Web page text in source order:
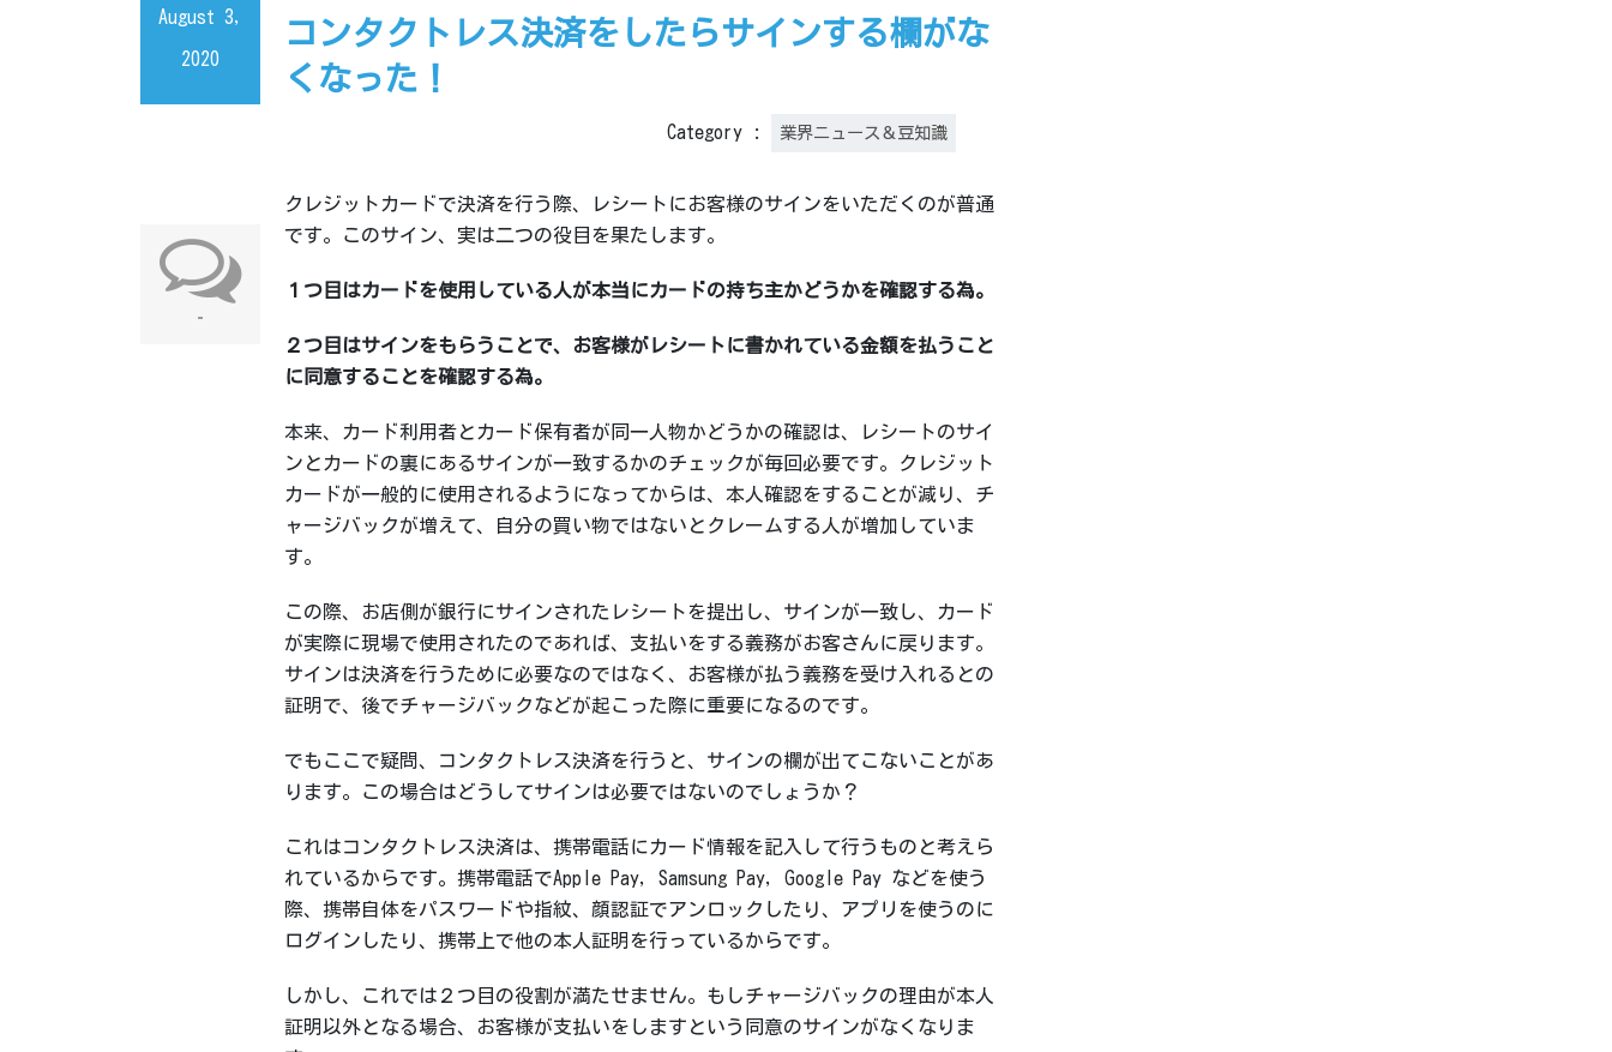
August 3,
2020
-
コンタクトレス決済をしたらサインする欄がな
くなった！
Category : 業界ニュース＆豆知識
クレジットカードで決済を行う際、レシートにお客様のサインをいただくのが普通
です。このサイン、実は二つの役目を果たします。
１つ目はカードを使用している人が本当にカードの持ち主かどうかを確認する為。
２つ目はサインをもらうことで、お客様がレシートに書かれている金額を払うこと
に同意することを確認する為。
本来、カード利用者とカード保有者が同一人物かどうかの確認は、レシートのサイ
ンとカードの裏にあるサインが一致するかのチェックが毎回必要です。クレジット
カードが一般的に使用されるようになってからは、本人確認をすることが減り、チ
ャージバックが増えて、自分の買い物ではないとクレームする人が増加していま
す。
この際、お店側が銀行にサインされたレシートを提出し、サインが一致し、カード
が実際に現場で使用されたのであれば、支払いをする義務がお客さんに戻ります。
サインは決済を行うために必要なのではなく、お客様が払う義務を受け入れるとの
証明で、後でチャージバックなどが起こった際に重要になるのです。
でもここで疑問、コンタクトレス決済を行うと、サインの欄が出てこないことがあ
ります。この場合はどうしてサインは必要ではないのでしょうか？
これはコンタクトレス決済は、携帯電話にカード情報を記入して行うものと考えら
れているからです。携帯電話でApple Pay, Samsung Pay, Google Pay などを使う
際、携帯自体をパスワードや指紋、顔認証でアンロックしたり、アプリを使うのに
ログインしたり、携帯上で他の本人証明を行っているからです。
しかし、これでは２つ目の役割が満たせません。もしチャージバックの理由が本人
証明以外となる場合、お客様が支払いをしますという同意のサインがなくなりま